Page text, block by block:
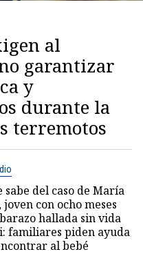
al
garantizar
y
durante la
terremotos
sabe del caso de María
joven con ocho meses
hallada sin vida
familiares piden ayuda
al bebé